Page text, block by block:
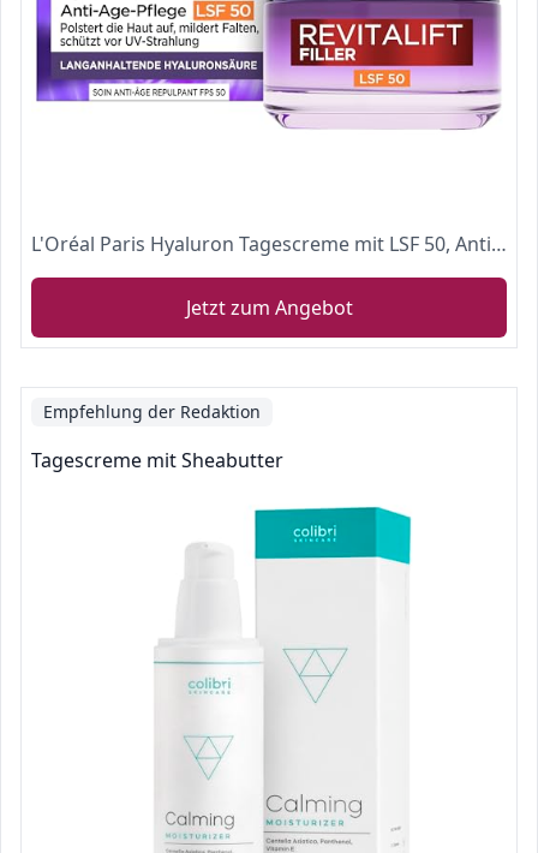
L'Oréal Paris Hyaluron Tagescreme mit LSF 50, Anti-Aging Gesichtspflege mit Micro-Filler Hyaluronsäure für Feuchtigkeit und Anti Falten Effekt, Revitalift Filler, 1 x 50 ml
Jetzt zum Angebot
Empfehlung der Redaktion
Tagescreme mit Sheabutter